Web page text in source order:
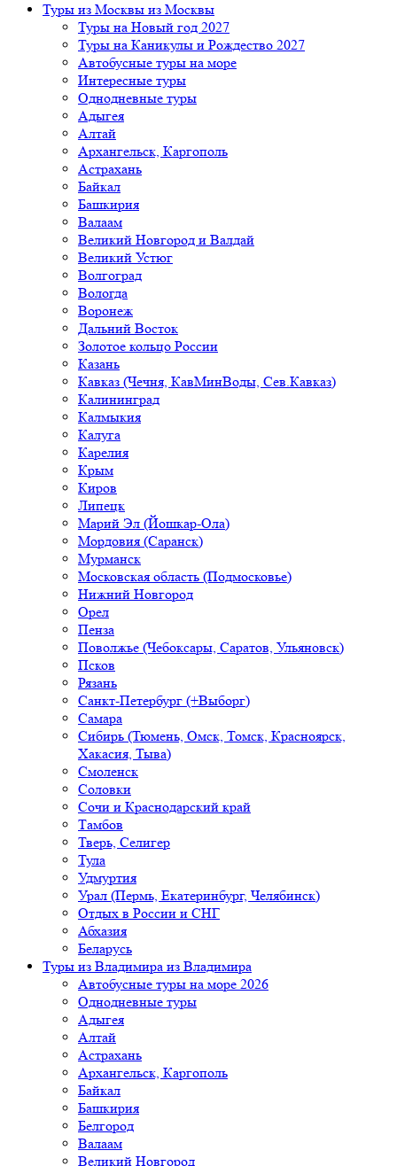
Туры из Москвы из Москвы
Туры на Новый год 2027
Туры на Каникулы и Рождество 2027
Автобусные туры на море
Интересные туры
Однодневные туры
Адыгея
Алтай
Архангельск, Каргополь
Астрахань
Байкал
Башкирия
Валаам
Великий Новгород и Валдай
Великий Устюг
Волгоград
Вологда
Воронеж
Дальний Восток
Золотое кольцо России
Казань
Кавказ (Чечня, КавМинВоды, Сев.Кавказ)
Калининград
Калмыкия
Калуга
Карелия
Крым
Киров
Липецк
Марий Эл (Йошкар-Ола)
Мордовия (Саранск)
Мурманск
Московская область (Подмосковье)
Нижний Новгород
Орел
Пенза
Поволжье (Чебоксары, Саратов, Ульяновск)
Псков
Рязань
Санкт-Петербург (+Выборг)
Самара
Сибирь (Тюмень, Омск, Томск, Красноярск,
Хакасия, Тыва)
Смоленск
Соловки
Сочи и Краснодарский край
Тамбов
Тверь, Селигер
Тула
Удмуртия
Урал (Пермь, Екатеринбург, Челябинск)
Отдых в России и СНГ
Абхазия
Беларусь
Туры из Владимира из Владимира
Автобусные туры на море 2026
Однодневные туры
Адыгея
Алтай
Астрахань
Архангельск, Каргополь
Байкал
Башкирия
Белгород
Валаам
Великий Новгород